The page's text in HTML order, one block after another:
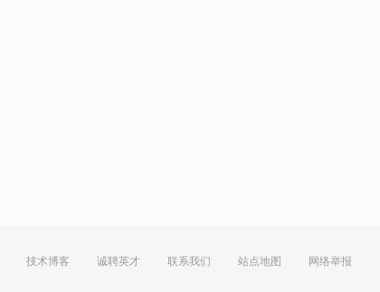
技术博客 诚聘英才 联系我们 站点地图 网络举报